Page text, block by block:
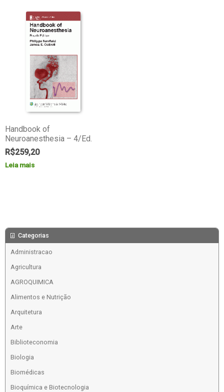
Handbook of
Neuroanesthesia – 4/Ed.
R$259,20
Leia mais
Categorias
Administracao
Agricultura
AGROQUIMICA
Alimentos e Nutrição
Arquitetura
Arte
Biblioteconomia
Biologia
Biomédicas
Bioquímica e Biotecnologia